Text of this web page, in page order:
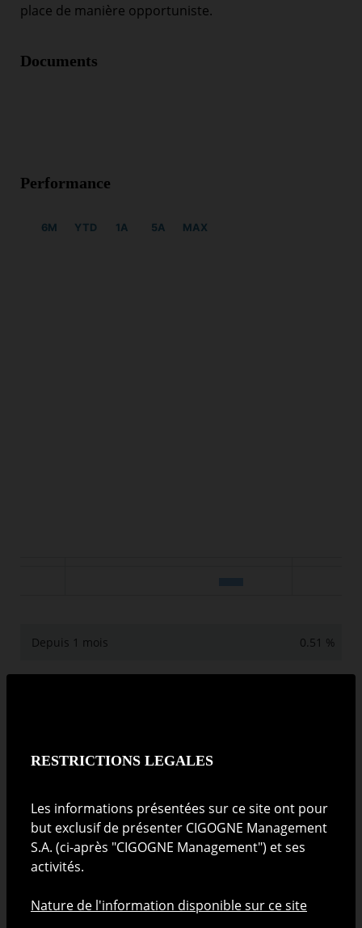
place de manière opportuniste.
Documents
Performance
6M YTD 1A 5A MAX
Depuis 1 mois 0.51 %
YTD 3.53 %
Depuis 1 an
Depuis 3 ans 27.50 %
Depuis 5 ans
Indicateur de risque
RESTRICTIONS LEGALES
Les informations présentées sur ce site ont pour
but exclusif de présenter CIGOGNE Management
S.A. (ci-après "CIGOGNE Management") et ses
activités.
Nature de l'information disponible sur ce site